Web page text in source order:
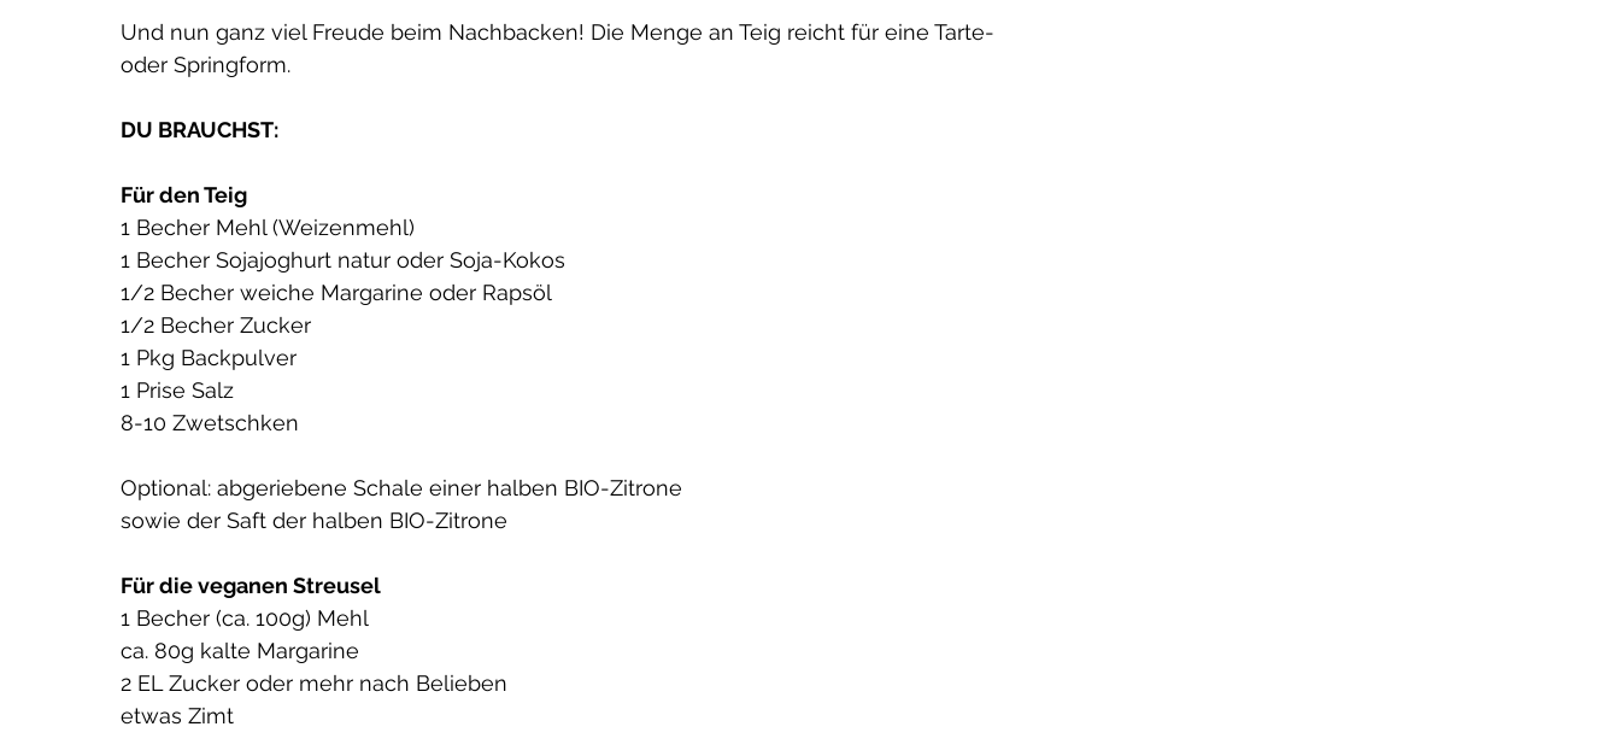
Gelüste,
& wichtige
Und nun ganz viel Freude beim Nachbacken! Die Menge an Teig reicht für eine Tarte-
oder Springform.
DU BRAUCHST:
Für den Teig
1 Becher Mehl (Weizenmehl)
1 Becher Sojajoghurt natur oder Soja-Kokos
1/2 Becher weiche Margarine oder Rapsöl
1/2 Becher Zucker
1 Pkg Backpulver
1 Prise Salz
8-10 Zwetschken
Optional: abgeriebene Schale einer halben BIO-Zitrone
sowie der Saft der halben BIO-Zitrone
Für die veganen Streusel
1 Becher (ca. 100g) Mehl
ca. 80g kalte Margarine
2 EL Zucker oder mehr nach Belieben
etwas Zimt